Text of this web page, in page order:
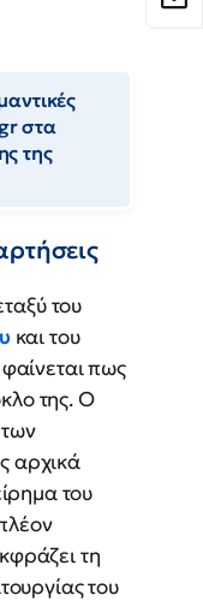
στα
της
του
και του
φαίνεται πως
της. Ο
αρχικά
του
τη
του